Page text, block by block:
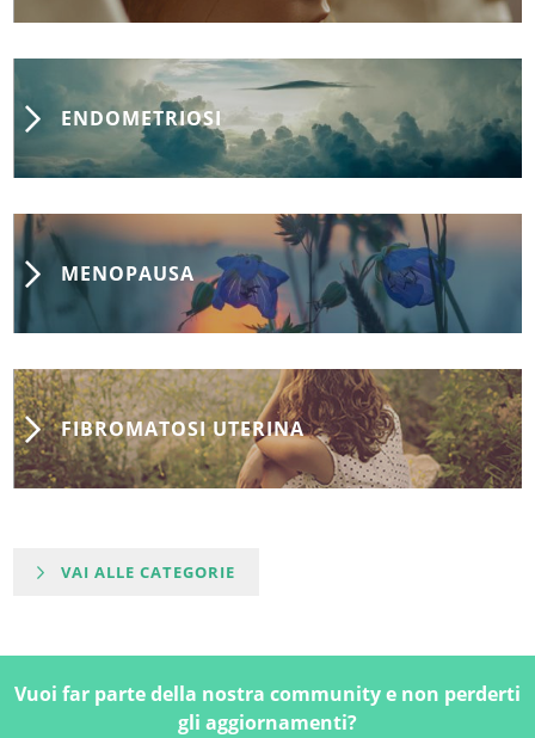
ENDOMETRIOSI
MENOPAUSA
FIBROMATOSI UTERINA
VAI ALLE CATEGORIE
Vuoi far parte della nostra community e non perderti
gli aggiornamenti?